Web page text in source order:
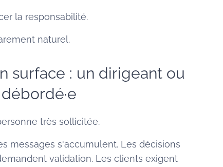
la responsabilité.
naturel.
surface : un dirigeant ou
très sollicitée.
messages s'accumulent. Les décisions
validation. Les clients exigent